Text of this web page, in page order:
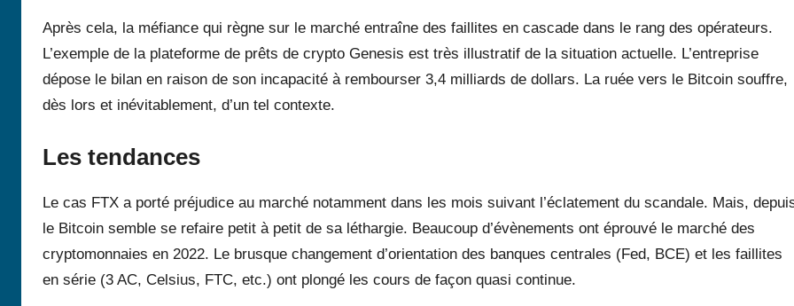
Après cela, la méfiance qui règne sur le marché entraîne des faillites en cascade dans le rang des opérateurs.
L’exemple de la plateforme de prêts de crypto Genesis est très illustratif de la situation actuelle. L’entreprise
dépose le bilan en raison de son incapacité à rembourser 3,4 milliards de dollars. La ruée vers le Bitcoin souffre,
dès lors et inévitablement, d’un tel contexte.
Les tendances
Le cas FTX a porté préjudice au marché notamment dans les mois suivant l’éclatement du scandale. Mais,
le Bitcoin semble se refaire petit à petit de sa léthargie. Beaucoup d’évènements ont éprouvé le marché des
cryptomonnaies en 2022. Le brusque changement d’orientation des banques centrales (Fed, BCE) et les faillites
en série (3 AC, Celsius, FTC, etc.) ont plongé les cours de façon quasi continue.